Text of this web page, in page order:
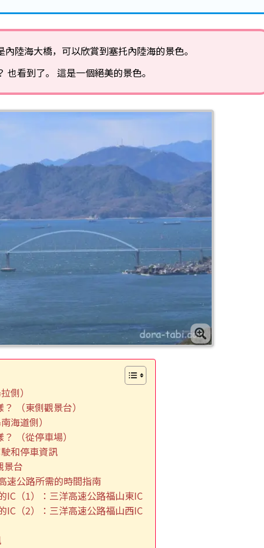
陸海大橋，可以欣賞到塞托內陸海的景色。
看到了。 這是一個絕美的景色。
側）
（東側觀景台）
海道側）
（從停車場）
和停車資訊
景台
速公路所需的時間指南
IC（1）：三洋高速公路福山東IC
IC（2）：三洋高速公路福山西IC